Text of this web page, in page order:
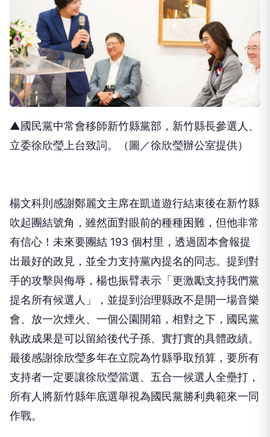
▲國民黨中常會移師新竹縣黨部，新竹縣長參選人、
立委徐欣瑩上台致詞。（圖／徐欣瑩辦公室提供）
楊文科則感謝鄭麗文主席在凱道遊行結束後在新竹縣
吹起團結號角，雖然面對眼前的種種困難，但他非常
有信心！未來要團結 193 個村里，透過固本會報提
出最好的政見，並全力支持黨內提名的同志。提到對
手的攻擊與侮辱，楊也振臂表示「更激勵支持我們黨
提名所有候選人」，並提到治理縣政不是開一場音樂
會、放一次煙火、一個公園開箱，相對之下，國民黨
執政成果是可以留給後代子孫、實打實的具體政績。
最後感謝徐欣瑩多年在立院為竹縣爭取預算，要所有
支持者一定要讓徐欣瑩當選、五合一候選人全壘打，
所有人將新竹縣年底選舉視為國民黨勝利典範來一同
作戰。